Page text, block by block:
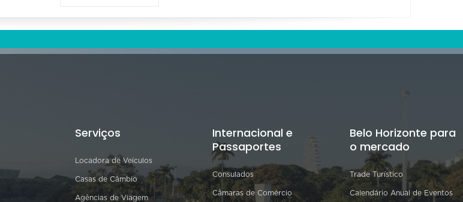
Serviços
Locadora de Veículos
Casas de Câmbio
Agências de Viagem
Internacional e
Passaportes
Consulados
Câmaras de Comércio
Belo Horizonte para
o mercado
Trade Turístico
Calendário Anual de Eventos